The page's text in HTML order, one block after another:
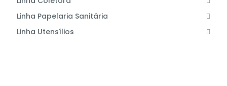
Linha Papelaria Sanitária
Linha Utensílios